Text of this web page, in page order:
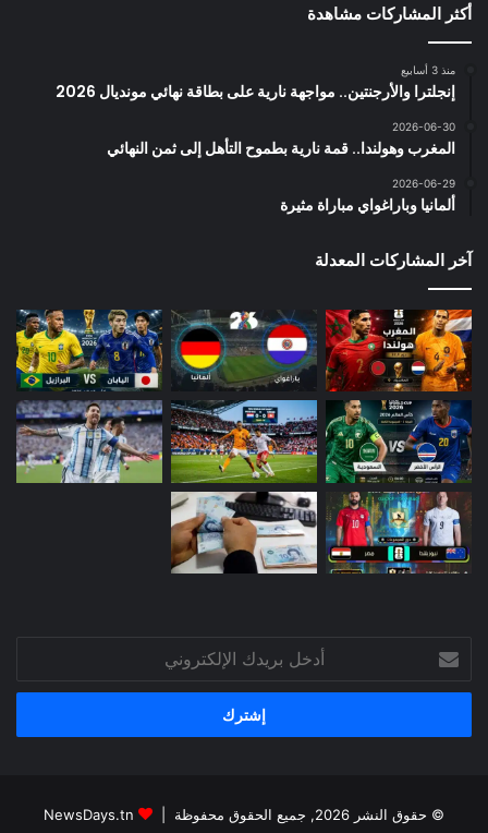
أكثر المشاركات مشاهدة
منذ 3 أسابيع
إنجلترا والأرجنتين.. مواجهة نارية على بطاقة نهائي مونديال 2026
2026-06-30
المغرب وهولندا.. قمة نارية بطموح التأهل إلى ثمن النهائي
2026-06-29
ألمانيا وباراغواي مباراة مثيرة
آخر المشاركات المعدلة
بريدك
الإلكتروني
© حقوق النشر 2026, جميع الحقوق محفوظة |